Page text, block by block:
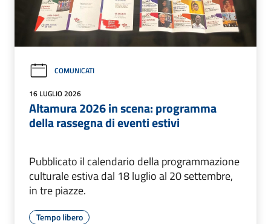
COMUNICATI
16 LUGLIO 2026
Altamura 2026 in scena: programma
della rassegna di eventi estivi
Pubblicato il calendario della programmazione
culturale estiva dal 18 luglio al 20 settembre,
in tre piazze.
Tempo libero